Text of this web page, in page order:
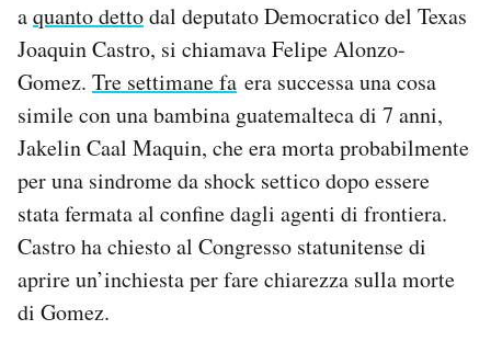
Notifiche mobile
Regala il Post
Hai bisogno di aiuto?
Esci
aquanto dettodal deputato Democratico del Texas
Joaquin Castro, si chiamava Felipe Alonzo-
Gomez. Tre settimane fa era successa una cosa
simile con una bambina guatemalteca di 7 anni,
Jakelin Caal Maquin, che era morta probabilmente
per una sindrome da shock settico dopo essere
stata fermata al confine dagli agenti di frontiera.
Castro ha chiesto al Congresso statunitense di
aprire un’inchiesta per fare chiarezza sulla morte
di Gomez.